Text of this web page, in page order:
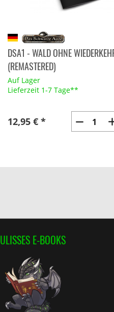
DSA1 - WALD OHNE
(REMASTERED)
Auf Lager
Lieferzeit 1-7 Tage**
12,95 € *
ULISSES E-BOOKS